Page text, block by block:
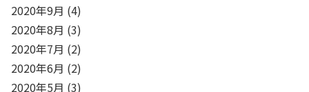
2020年9月 (4)
2020年8月 (3)
2020年7月 (2)
2020年6月 (2)
2020年5月 (3)